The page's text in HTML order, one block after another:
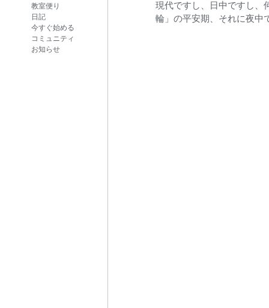
教室便り
日記
今すぐ始める
コミュニティ
お知らせ
現代ですし、日中ですし、
輪」の平安期、それに夜中